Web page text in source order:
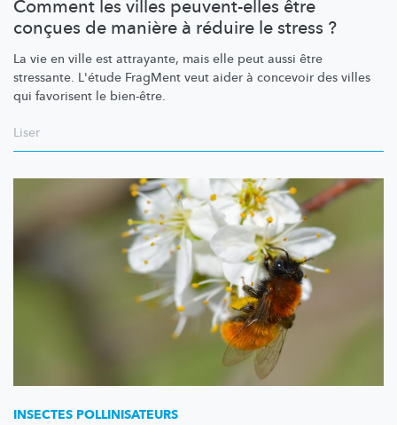
Comment les villes peuvent-elles être
conçues de manière à réduire le stress ?
La vie en ville est attrayante, mais elle peut aussi être
stressante. L'étude FragMent veut aider à concevoir des villes
qui favorisent le bien-être.
Liser
INSECTES POLLINISATEURS